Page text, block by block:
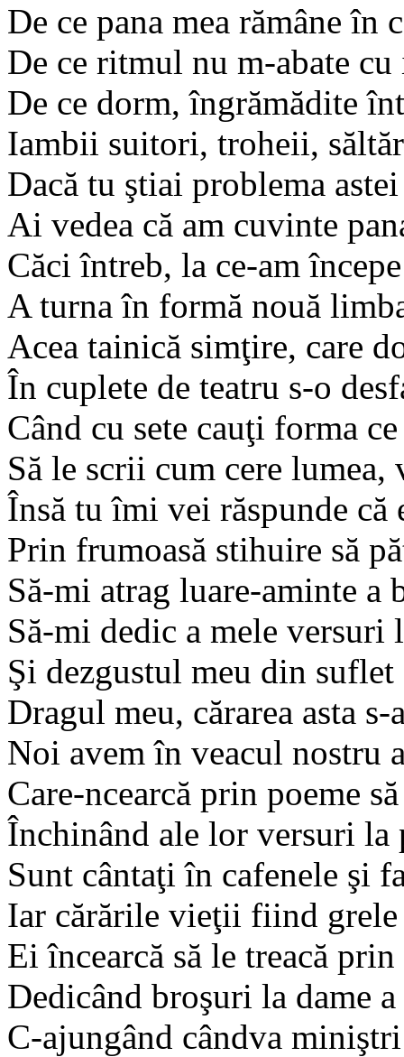
De ce pana mea rămâne în
De ce ritmul nu m-abate
De ce dorm, îngrămădite
Iambii suitori, troheii,
Dacă tu ştiai problema
Ai vedea că am cuvinte
Căci întreb, la ce-am
A turna în formă nouă
Acea tainică simţire, care
În cuplete de teatru s-o
Când cu sete cauţi forma
Să le scrii cum cere lumea,
Însă tu îmi vei răspunde că
Prin frumoasă stihuire să
Să-mi atrag luare-aminte a
Să-mi dedic a mele versuri
Şi dezgustul meu din
Dragul meu, cărarea asta
Noi avem în veacul nostru
Care-ncearcă prin poeme
Închinând ale lor versuri la
Sunt cântaţi în cafenele şi
Iar cărările vieţii fiind grele
Ei încearcă să le treacă
Dedicând broşuri la dame
C-ajungând cândva